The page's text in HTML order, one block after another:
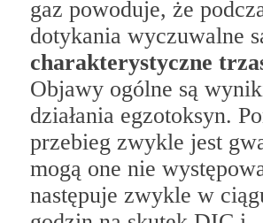
gaz powoduje, że
dotykania wyczuwalne
charakterystyczne
Objawy ogólne są
działania egzotoksyn.
przebieg zwykle jest
mogą one nie
następuje zwykle w